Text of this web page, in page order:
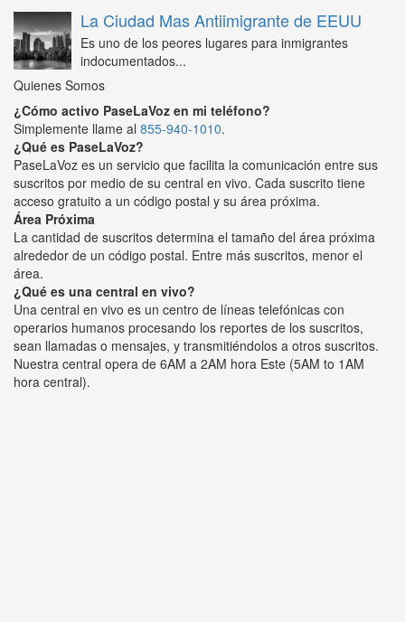
La Ciudad Mas Antiimigrante de EEUU
Es uno de los peores lugares para inmigrantes
indocumentados...
Quienes Somos
¿Cómo activo PaseLaVoz en mi teléfono?
Simplemente llame al 855-940-1010.
¿Qué es PaseLaVoz?
PaseLaVoz es un servicio que facilita la comunicación entre sus
suscritos por medio de su central en vivo. Cada suscrito tiene
acceso gratuito a un código postal y su área próxima.
Área Próxima
La cantidad de suscritos determina el tamaño del área próxima
alrededor de un código postal. Entre más suscritos, menor el
área.
¿Qué es una central en vivo?
Una central en vivo es un centro de líneas telefónicas con
operarios humanos procesando los reportes de los suscritos,
sean llamadas o mensajes, y transmitiéndolos a otros suscritos.
Nuestra central opera de 6AM a 2AM hora Este (5AM to 1AM
hora central).